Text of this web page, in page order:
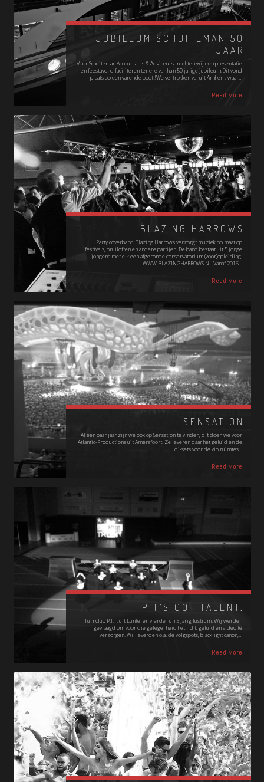
JUBILEUM SCHUITEMAN 50
JAAR
Voor Schuiteman Accountants & Adviseurs mochten wij een presentatie
en feestavond faciliteren ter ere van hun 50 jarige jubileum.Dit vond
plaats op een varende boot !We vertrokken vanuit Arnhem, waar…
Read More
BLAZING HARROWS
Party coverband Blazing Harrows verzorgt muziek op maat op
festivals, bruiloften en andere partijen. De band bestaat uit 5 jonge
jongens met elk een afgeronde conservatorium (voor)opleiding.
WWW.BLAZINGHARROWS.NL Vanaf 2016…
Read More
SENSATION
Al een paar jaar zijn we ook op Sensation te vinden, dit doen we voor
Atlantic-Productions uit Amersfoort. Ze leveren daar het geluid en de
dj-sets voor de vip ruimtes…
Read More
PIT’S GOT TALENT.
Turnclub P.I.T. uit Lunteren vierde hun 5 jarig lustrum. Wij werden
gevraagd om voor die gelegenheid het licht, geluid en video te
verzorgen. Wij leverden o.a. de volgspots, blacklight canon,…
Read More